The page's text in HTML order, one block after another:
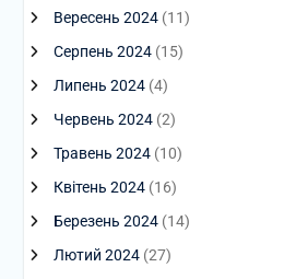
Вересень 2024(11)
Серпень 2024(15)
Липень 2024(4)
Червень 2024(2)
Травень 2024(10)
Квітень 2024(16)
Березень 2024(14)
Лютий 2024(27)